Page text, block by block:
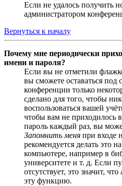
Если не удалось получить
администратором
Вернуться к началу
Почему мне периодически
имени и пароля?
Если вы не отметили
вы сможете оставаться под
конференции только
сделано для того, чтобы
воспользоваться вашей
чтобы вам не приходилось
пароль каждый раз, вы
Запомнить меня при входе
рекомендуется делать это
компьютере, например в
университете и т. д. Если
отсутствует, это значит,
эту функцию.